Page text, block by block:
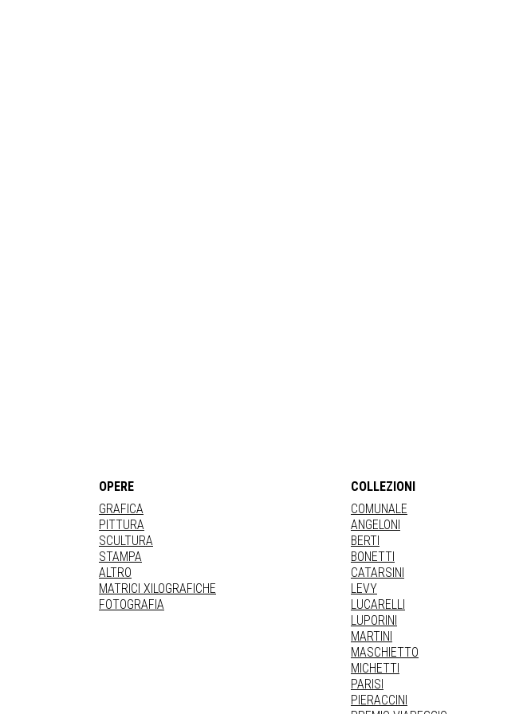
OPERE
GRAFICA
PITTURA
SCULTURA
STAMPA
ALTRO
MATRICI XILOGRAFICHE
FOTOGRAFIA
COLLEZIONI
COMUNALE
ANGELONI
BERTI
BONETTI
CATARSINI
LEVY
LUCARELLI
LUPORINI
MARTINI
MASCHIETTO
MICHETTI
PARISI
PIERACCINI